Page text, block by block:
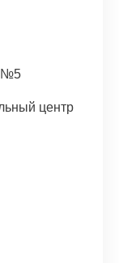
№5
центр